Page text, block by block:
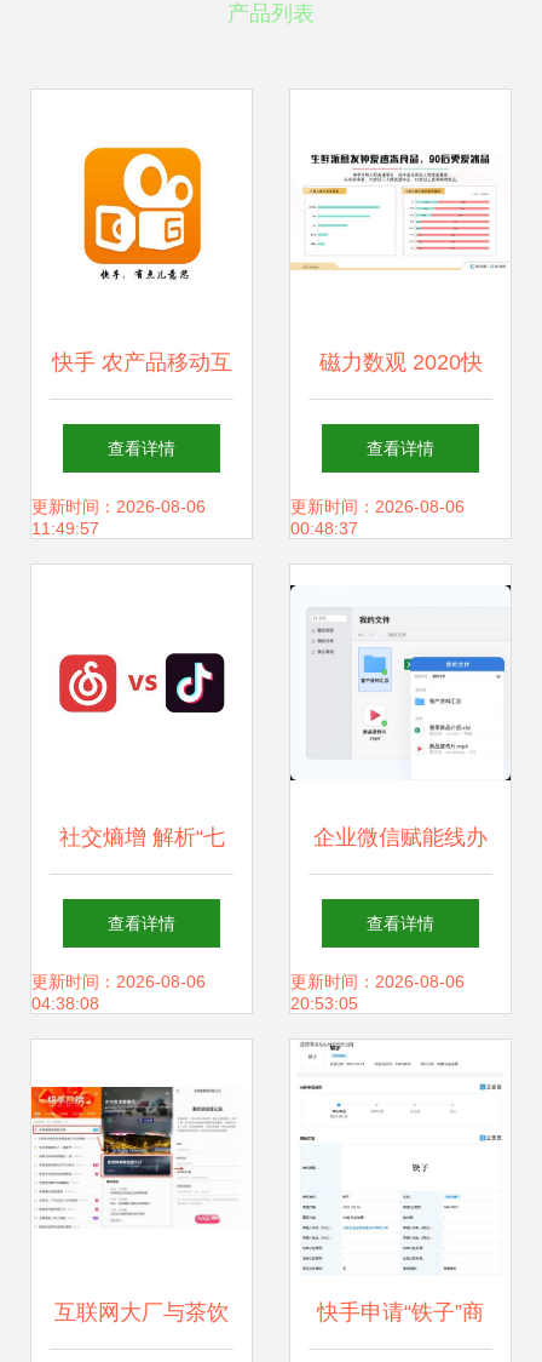
产品列表
快手 农产品移动互
联网营销的下一个
风口
查看详情
更新时间：2026-08-06
11:49:57
磁力数观 2020快
手食品行业数据价
值报告解读——互
查看详情
更新时间：2026-08-06
00:48:37
社交熵增 解析“七
巨头”构建内容重力
场防御抖音快手的
查看详情
更新时间：2026-08-06
04:38:08
企业微信赋能线办
公，与快手跨界联
动引领互联行业新
查看详情
更新时间：2026-08-06
20:53:05
互联网大厂与茶饮 快手申请“铁子”商